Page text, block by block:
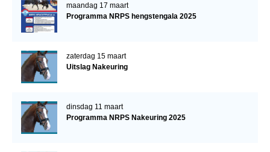
maandag 17 maart
Programma NRPS hengstengala 2025
zaterdag 15 maart
Uitslag Nakeuring
dinsdag 11 maart
Programma NRPS Nakeuring 2025